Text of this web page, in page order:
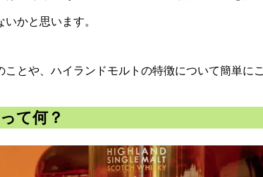
かと思います。
とや、ハイランドモルトの特徴について簡単に
て何？